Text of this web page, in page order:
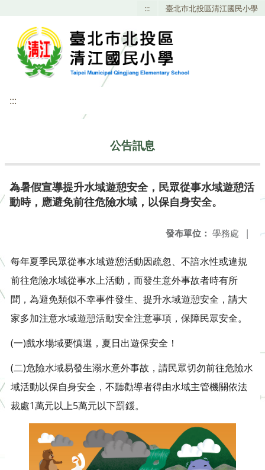
::: 臺北市北投區清江國民小學
:::
公告訊息
為暑假宣導提升水域遊憩安全，民眾從事水域遊憩活
動時，應避免前往危險水域，以保自身安全。
發布單位： 學務處 |
每年夏季民眾從事水域遊憩活動因疏忽、不諳水性或違規
前往危險水域從事水上活動，而發生意外事故者時有所
聞，為避免類似不幸事件發生、提升水域遊憩安全，請大
家多加注意水域遊憩活動安全注意事項，保障民眾安全。
(一)戲水場域要慎選，夏日出遊保安全！
(二)危險水域易發生溺水意外事故，請民眾切勿前往危險水
域活動以保自身安全，不聽勸導者得由水域主管機關依法
裁處1萬元以上5萬元以下罰鍰。